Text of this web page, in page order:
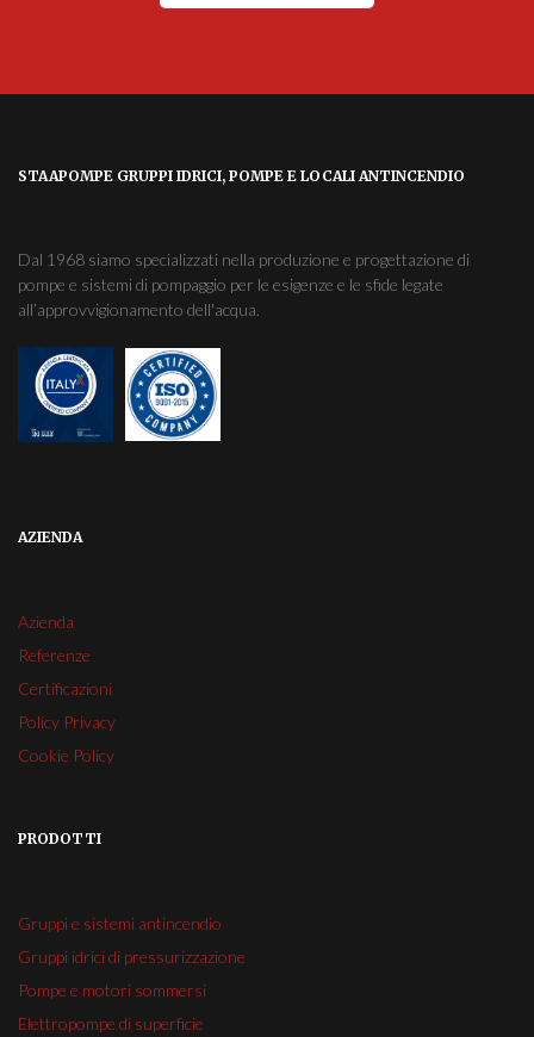
STAAPOMPE GRUPPI IDRICI, POMPE E LOCALI ANTINCENDIO
Dal 1968 siamo specializzati nella produzione e progettazione di
pompe e sistemi di pompaggio per le esigenze e le sfide legate
all’approvvigionamento dell'acqua.
AZIENDA
Azienda
Referenze
Certificazioni
Policy Privacy
Cookie Policy
PRODOTTI
Gruppi e sistemi antincendio
Gruppi idrici di pressurizzazione
Pompe e motori sommersi
Elettropompe di superficie